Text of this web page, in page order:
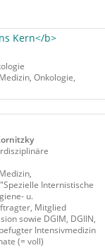
Onkologie,
Internistische
u.
Mitglied
sowie DGIM, DGIIN,
Intensivmedizin
(= voll)